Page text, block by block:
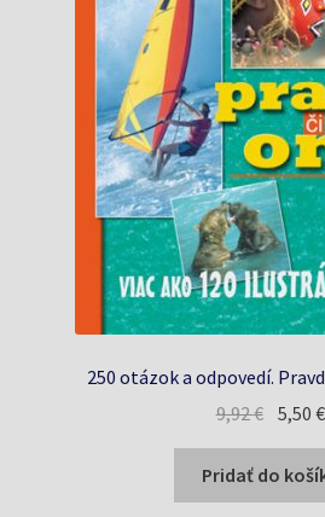
250 otázok a odpovedí.
9,92€ Pôvodná
cena
bola:
9,92 €.
5,50€
Pridať do